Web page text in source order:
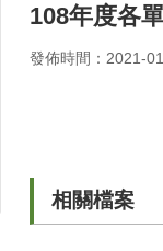
108年度各
發佈時間：2021-
相關檔案